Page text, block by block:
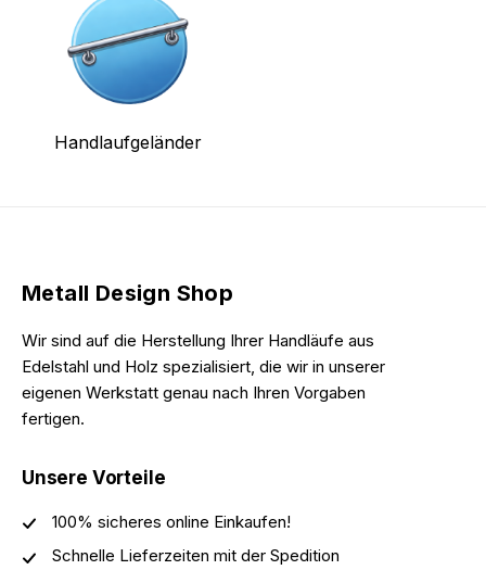
Handlaufgeländer
Metall Design Shop
Wir sind auf die Herstellung Ihrer Handläufe aus
Edelstahl und Holz spezialisiert, die wir in unserer
eigenen Werkstatt genau nach Ihren Vorgaben
fertigen.
Unsere Vorteile
100% sicheres online Einkaufen!
Schnelle Lieferzeiten mit der Spedition